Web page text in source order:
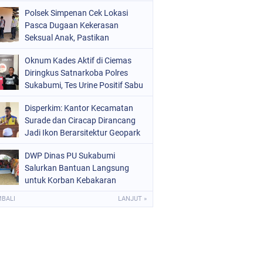
Polsek Simpenan Cek Lokasi
Pasca Dugaan Kekerasan
Seksual Anak, Pastikan
Oknum Kades Aktif di Ciemas
Diringkus Satnarkoba Polres
Sukabumi, Tes Urine Positif Sabu
Disperkim: Kantor Kecamatan
Surade dan Ciracap Dirancang
Jadi Ikon Berarsitektur Geopark
DWP Dinas PU Sukabumi
Salurkan Bantuan Langsung
untuk Korban Kebakaran
LANJUT »